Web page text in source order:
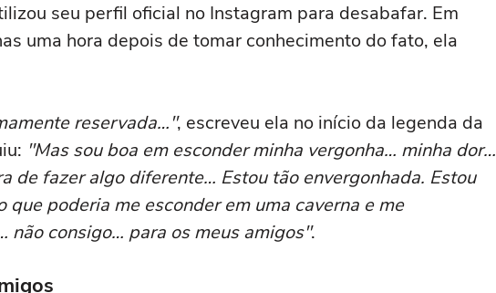
seu perfil oficial no Instagram para desabafar. Em
uma hora depois de tomar conhecimento do fato, ela
reservada…", escreveu ela no início da legenda da
"Mas sou boa em esconder minha vergonha… minha dor…
de fazer algo diferente… Estou tão envergonhada. Estou
que poderia me esconder em uma caverna e me
não consigo… para os meus amigos".